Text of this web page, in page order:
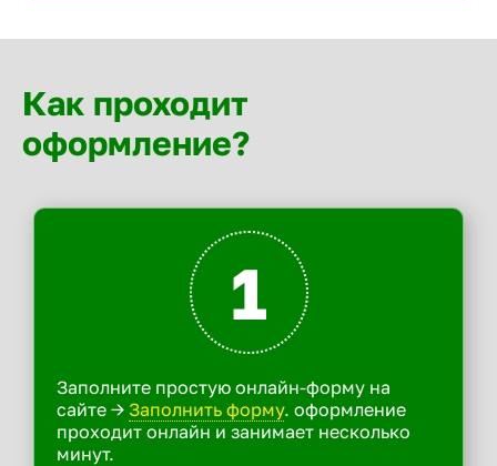
Как проходит
оформление?
1
Заполните простую онлайн-форму на
сайте -> Заполнить форму. оформление
проходит онлайн и занимает несколько
минут.